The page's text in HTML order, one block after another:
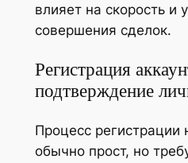
влияет на скорость и
совершения сделок.
Регистрация
подтверждение
Процесс регистрации
обычно прост, но